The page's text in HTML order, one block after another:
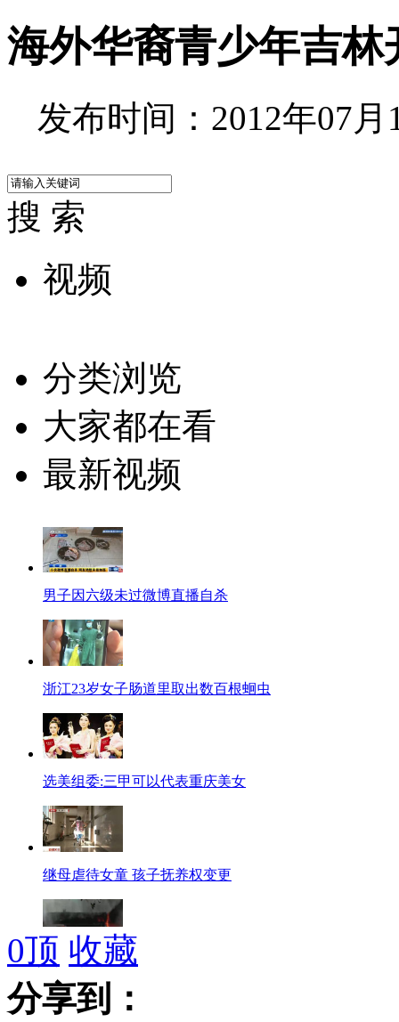
海外华裔青少年吉林
发布时间：2012年07月
搜 索
视频
分类浏览
大家都在看
最新视频
男子因六级未过微博直播自杀
浙江23岁女子肠道里取出数百根蛔虫
选美组委:三甲可以代表重庆美女
继母虐待女童 孩子抚养权变更
官方公布蓟县"6•30"火灾监控录像
0顶 收藏
分享到：